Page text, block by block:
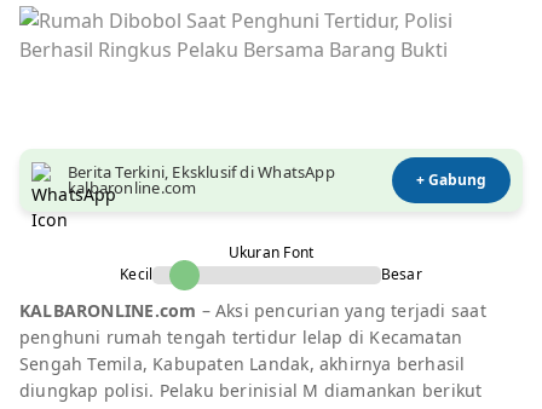
Berita Terkini, Eksklusif di WhatsApp
kalbaronline.com + Gabung
Ukuran Font
Kecil
Besar
KALBARONLINE.com – Aksi pencurian yang terjadi saat
penghuni rumah tengah tertidur lelap di Kecamatan
Sengah Temila, Kabupaten Landak, akhirnya berhasil
diungkap polisi. Pelaku berinisial M diamankan berikut